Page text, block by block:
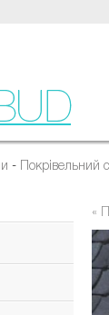
- Покрівельний
«